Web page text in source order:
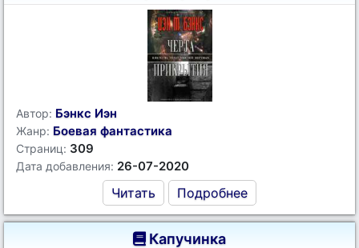
Автор: Бэнкс Иэн
Жанр: Боевая фантастика
Страниц: 309
Дата добавления: 26-07-2020
Читать Подробнее
Капучинка